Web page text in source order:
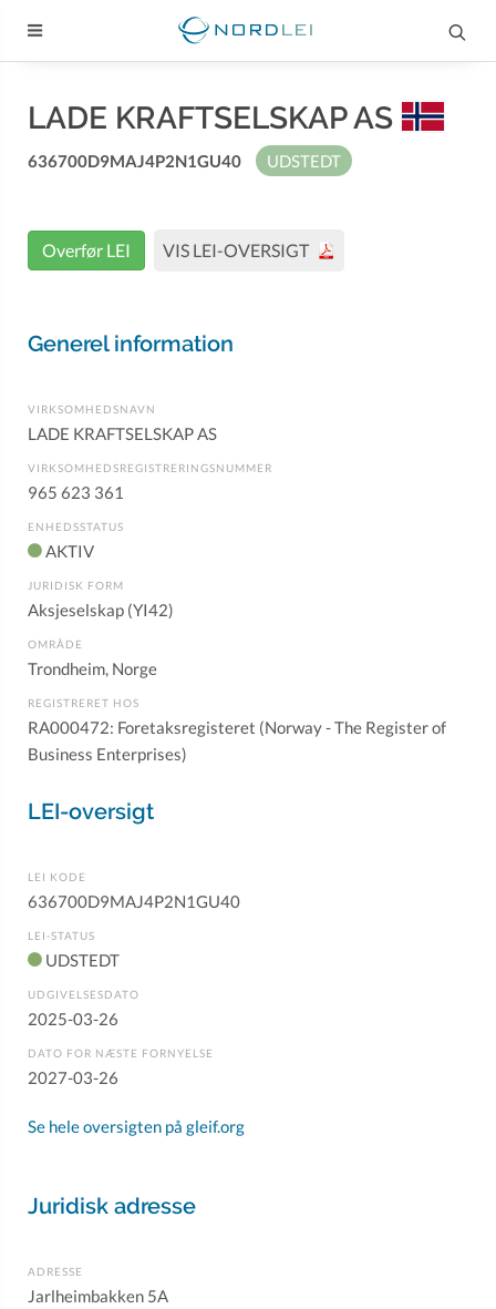
LADE KRAFTSELSKAP AS
636700D9MAJ4P2N1GU40 UDSTEDT
Overfør LEI VIS LEI-OVERSIGT
Generel information
VIRKSOMHEDSNAVN
LADE KRAFTSELSKAP AS
VIRKSOMHEDSREGISTRERINGSNUMMER
965 623 361
ENHEDSSTATUS
AKTIV
JURIDISK FORM
Aksjeselskap (YI42)
OMRÅDE
Trondheim, Norge
REGISTRERET HOS
RA000472: Foretaksregisteret (Norway - The Register of
Business Enterprises)
LEI-oversigt
LEI KODE
636700D9MAJ4P2N1GU40
LEI-STATUS
UDSTEDT
UDGIVELSESDATO
2025-03-26
DATO FOR NÆSTE FORNYELSE
2027-03-26
Se hele oversigten på gleif.org
Juridisk adresse
ADRESSE
Jarlheimbakken 5A